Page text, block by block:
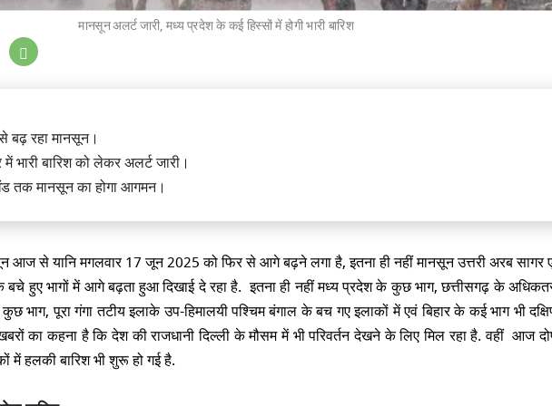
मानसून अलर्ट जारी, मध्य प्रदेश के कई हिस्सों में होगी भारी बारिश
बढ़ रहा मानसून।
में भारी बारिश को लेकर अलर्ट जारी।
तक मानसून का होगा आगमन।
से यानि मगलवार 17 जून 2025 को फिर से आगे बढ़ने लगा है, इतना ही नहीं मानसून उत्तरी अरब सागर
हुए भागों में आगे बढ़ता हुआ दिखाई दे रहा है. इतना ही नहीं मध्य प्रदेश के कुछ भाग, छत्तीसगढ़ के
पूरा गंगा तटीय इलाके उप-हिमालयी पश्चिम बंगाल के बच गए इलाकों में एवं बिहार के कई भाग भी
का कहना है कि देश की राजधानी दिल्ली के मौसम में भी परिवर्तन देखने के लिए मिल रहा है. वहीं आज
में हलकी बारिश भी शुरू हो गई है.
राम मंदिर चढ़ावे की चोरी पर संसद में अनोखा
प्रदर्शन, साधु के वेश में नजर आए पप्पू यादव